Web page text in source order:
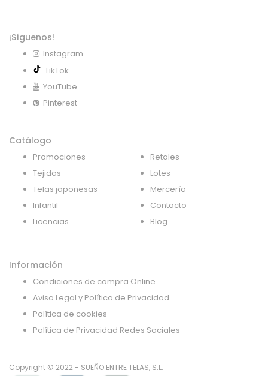
¡Síguenos!
Instagram
TikTok
YouTube
Pinterest
Catálogo
Promociones
Tejidos
Telas japonesas
Infantil
Licencias
Retales
Lotes
Mercería
Contacto
Blog
Información
Condiciones de compra Online
Aviso Legal y Política de Privacidad
Política de cookies
Política de Privacidad Redes Sociales
Copyright © 2022 - SUEÑO ENTRE TELAS, S.L.